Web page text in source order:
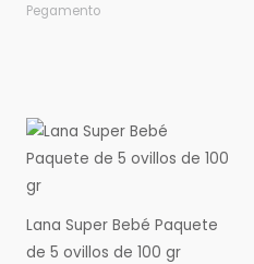
Pegamento
Lana Super Bebé Paquete
de 5 ovillos de 100 gr
Rango
de
precios:
$16,060.00